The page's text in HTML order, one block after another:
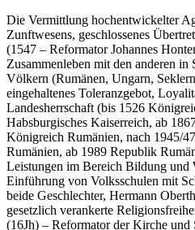
Die Vermittlung hochentwickelter
Zunftwesens, geschlossenes
(1547 – Reformator Johannes
Zusammenleben mit den anderen in
Völkern (Rumänen, Ungarn,
eingehaltenes Toleranzgebot,
Landesherrschaft (bis 1526
Habsburgisches Kaiserreich, ab
Königreich Rumänien, nach 1945/
Rumänien, ab 1989 Republik
Leistungen im Bereich Bildung und
Einführung von Volksschulen mit
beide Geschlechter, Hermann
gesetzlich verankerte
(16Jh) – Reformator der Kirche und